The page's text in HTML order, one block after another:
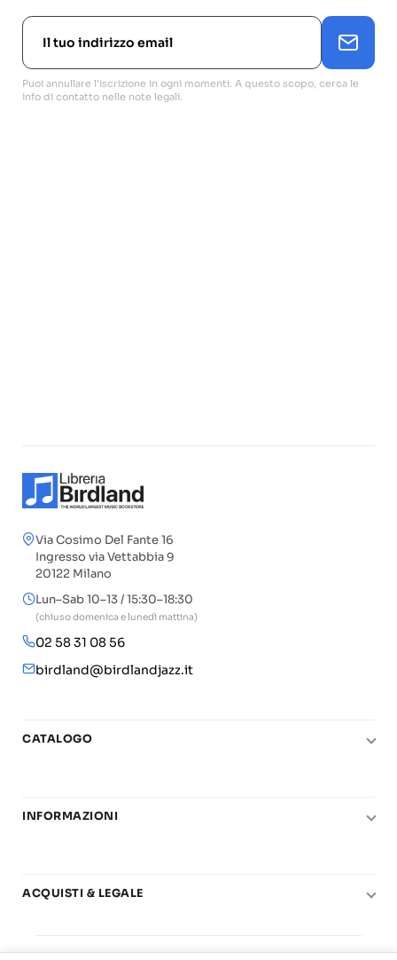
Puoi annullare l'iscrizione in ogni momenti. A questo scopo, cerca le
info di contatto nelle note legali.
Via Cosimo Del Fante 16
Ingresso via Vettabbia 9
20122 Milano
Lun–Sab 10–13 / 15:30–18:30
(chiuso domenica e lunedì mattina)
02 58 31 08 56
birdland@birdlandjazz.it
CATALOGO
Chitarra
Basi play-along
INFORMAZIONI
Carta del Docente
ACQUISTI & LEGALE